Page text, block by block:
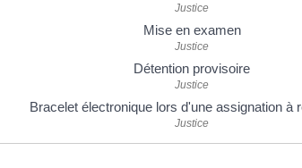
Justice
Mise en examen
Justice
Détention provisoire
Justice
Bracelet électronique lors d'une assignation à
Justice